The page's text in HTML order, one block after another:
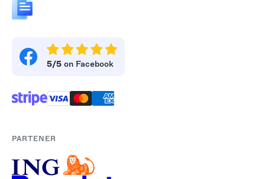
5/5 on Facebook
PARTENER